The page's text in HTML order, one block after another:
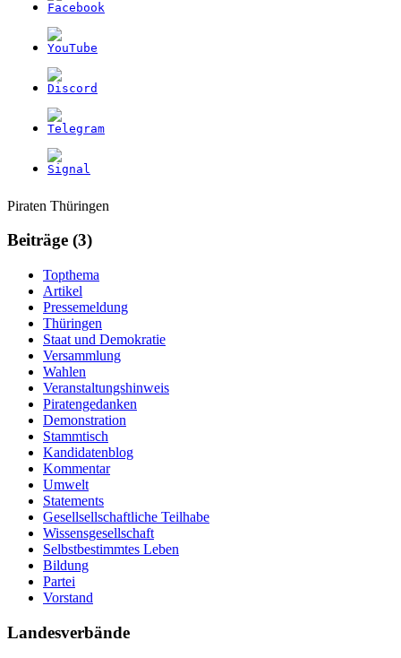
Weitere
Informationen
Navigation
Piraten Thüringen
Beiträge (3)
Topthema
Artikel
Pressemeldung
Thüringen
Staat und Demokratie
Versammlung
Wahlen
Veranstaltungshinweis
Piratengedanken
Demonstration
Stammtisch
Kandidatenblog
Kommentar
Umwelt
Statements
Gesellsellschaftliche Teilhabe
Wissensgesellschaft
Selbstbestimmtes Leben
Bildung
Partei
Vorstand
Landesverbände